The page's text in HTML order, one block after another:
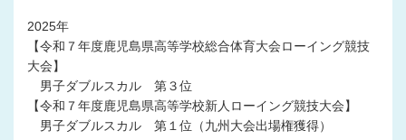
2025年
【令和７年度鹿児島県高等学校総合体育大会ローイング競技
大会】
男子ダブルスカル 第３位
【令和７年度鹿児島県高等学校新人ローイング競技大会】
男子ダブルスカル 第１位（九州大会出場権獲得）